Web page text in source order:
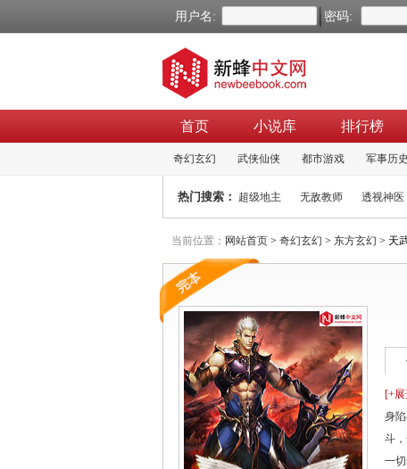
用户名: 密码:
首页 小说库 排行榜
奇幻玄幻 武侠仙侠 都市游戏 军事历史
热门搜索： 超级地主 无敌教师 透视神医
当前位置： 网站首页 > 奇幻玄幻 > 东方玄幻 > 天
[+
身
斗
一